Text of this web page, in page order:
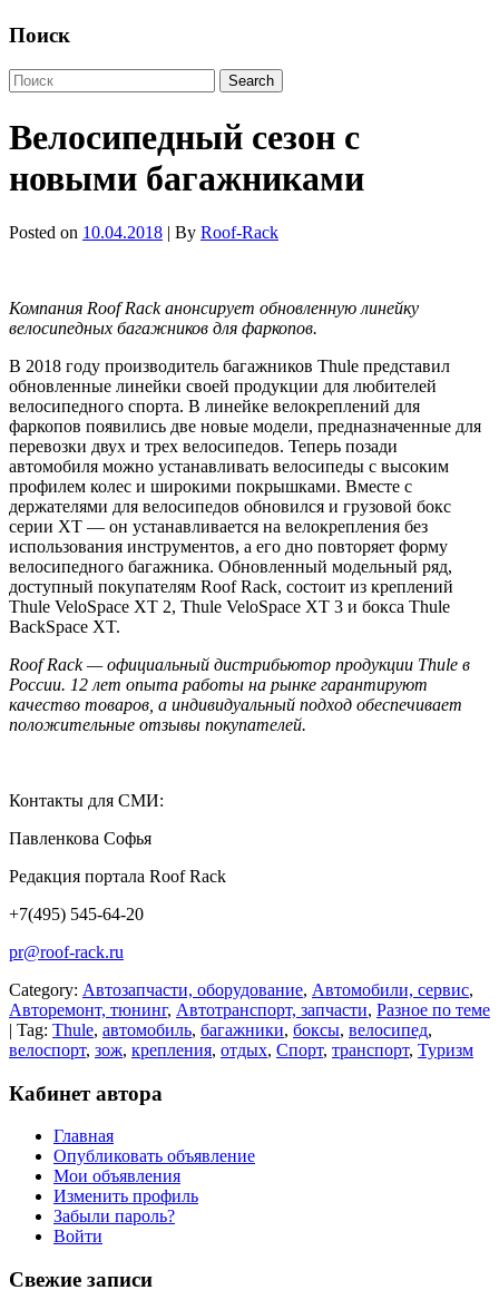
Поиск
Велосипедный сезон с
новыми багажниками
Posted on 10.04.2018 | By Roof-Rack
Компания RoofRack анонсирует обновленную линейку
велосипедных багажников для фаркопов.
В 2018 году производитель багажников Thule представил
обновленные линейки своей продукции для любителей
велосипедного спорта. В линейке велокреплений для
фаркопов появились две новые модели, предназначенные для
перевозки двух и трех велосипедов. Теперь позади
автомобиля можно устанавливать велосипеды с высоким
профилем колес и широкими покрышками. Вместе с
держателями для велосипедов обновился и грузовой бокс
серии XT — он устанавливается на велокрепления без
использования инструментов, а его дно повторяет форму
велосипедного багажника. Обновленный модельный ряд,
доступный покупателям Roof Rack, состоит из креплений
Thule VeloSpace XT 2, Thule VeloSpace XT 3 и бокса Thule
BackSpace XT.
Roof Rack — официальный дистрибьютор продукции Thule в
России. 12 лет опыта работы на рынке гарантируют
качество товаров, а индивидуальный подход обеспечивает
положительные отзывы покупателей.
Контакты для СМИ:
Павленкова Софья
Редакция портала Roof Rack
+7(495) 545-64-20
pr@roof-rack.ru
Category: Автозапчасти, оборудование, Автомобили, сервис,
Авторемонт, тюнинг, Автотранспорт, запчасти, Разное по теме
| Tag: Thule, автомобиль, багажники, боксы, велосипед,
велоспорт, зож, крепления, отдых, Спорт, транспорт, Туризм
Кабинет автора
Главная
Опубликовать объявление
Мои объявления
Изменить профиль
Забыли пароль?
Войти
Свежие записи